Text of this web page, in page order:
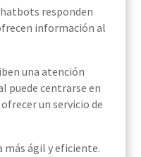
responden
información al
una atención
puede centrarse en
un servicio de
más ágil y eficiente.